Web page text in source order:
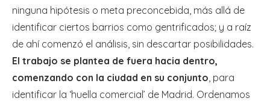
ninguna hipótesis o meta preconcebida, más allá de
identificar ciertos barrios como gentrificados; y a raíz
de ahí comenzó el análisis, sin descartar posibilidades.
El trabajo se plantea de fuera hacia dentro,
comenzando con la ciudad en su conjunto , para
identificar la ‘huella comercial’ de Madrid. Ordenamos